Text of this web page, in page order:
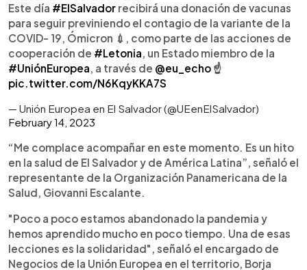
Este día #ElSalvador recibirá una donación de vacunas
para seguir previniendo el contagio de la variante de la
COVID- 19, Ómicron 💉, como parte de las acciones de
cooperación de #Letonia, un Estado miembro de la
#UniónEuropea, a través de @eu_echo ☝
pic.twitter.com/N6KqyKKA7S
— Unión Europea en El Salvador (@UEenElSalvador)
February 14, 2023
“Me complace acompañar en este momento. Es un hito
en la salud de El Salvador y de América Latina”, señaló el
representante de la Organización Panamericana de la
Salud, Giovanni Escalante.
"Poco a poco estamos abandonado la pandemia y
hemos aprendido mucho en poco tiempo. Una de esas
lecciones es la solidaridad", señaló el encargado de
Negocios de la Unión Europea en el territorio, Borja